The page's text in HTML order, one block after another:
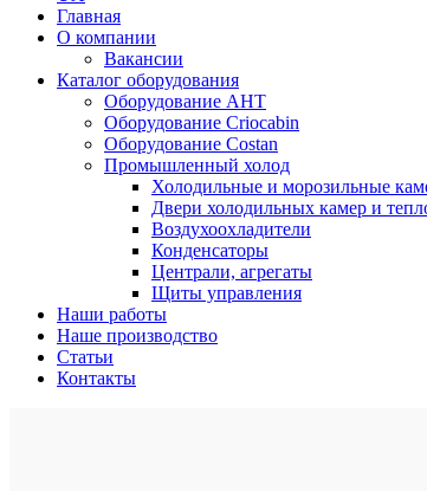
Главная
О компании
Вакансии
Каталог оборудования
Оборудование AHT
Оборудование Criocabin
Оборудование Costan
Промышленный холод
Холодильные и морозильные
Двери холодильных камер и
Воздухоохладители
Конденсаторы
Централи, агрегаты
Щиты управления
Наши работы
Наше производство
Статьи
Контакты